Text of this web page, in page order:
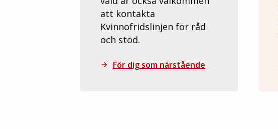
att kontakta
Kvinnofridslinjen för råd
och stöd.
arrow_forward För dig som närstående